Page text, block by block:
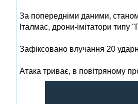
За попередніми даними,
Італмас, дрони-імітатори типу
Зафіксовано влучання 20
Атака триває, в повітряному